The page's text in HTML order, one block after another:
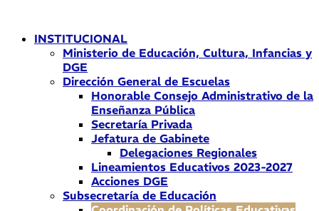
contenidoINSTITUCIONAL
Ministerio de Educación, Cultura, Infancias y
DGE
Dirección General de Escuelas
Honorable Consejo Administrativo de la
Enseñanza Pública
Secretaría Privada
Jefatura de Gabinete
Delegaciones Regionales
Lineamientos Educativos 2023-2027
Acciones DGE
Subsecretaría de Educación